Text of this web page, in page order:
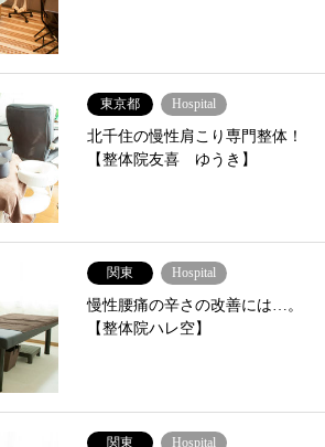
東京都 Hospital
北千住の慢性肩こり専門整体！
【整体院友喜 ゆうき】
関東 Hospital
慢性腰痛の辛さの改善には…。
【整体院ハレ空】
関東 Hospital